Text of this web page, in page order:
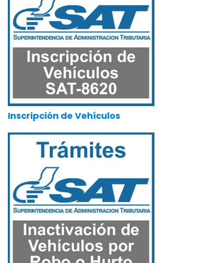
Inscripción de Vehículos